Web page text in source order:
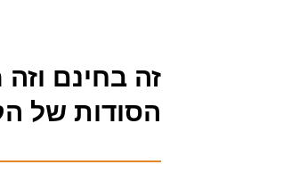
זה בחינם וזה מוגבל
הסודות של